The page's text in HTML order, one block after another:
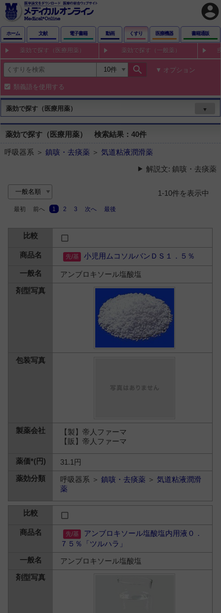
account_circle
ホーム 文献 電子書籍 動画 くすり 医療機器 書籍通販
薬効で探す（医療用薬） 薬効で探す（一般薬）
search オプション
類義語を使用する
薬効で探す（医療用薬） ▼
薬効で探す（医療用薬） 検索結果：40件
呼吸器系 ＞ 鎮咳・去痰薬 ＞ 気道粘液潤滑薬
解説文: 鎮咳・去痰薬
1-10件を表示中
最初 前へ 1 2 3 次へ 最後
小児用ムコソルバンＤＳ１．５％
アンブロキソール塩酸塩
【製】帝人ファーマ
【販】帝人ファーマ
31.1円
呼吸器系 ＞鎮咳・去痰薬 ＞気道粘液潤滑
薬
アンブロキソール塩酸塩内用液０．
７５％「ツルハラ」
アンブロキソール塩酸塩